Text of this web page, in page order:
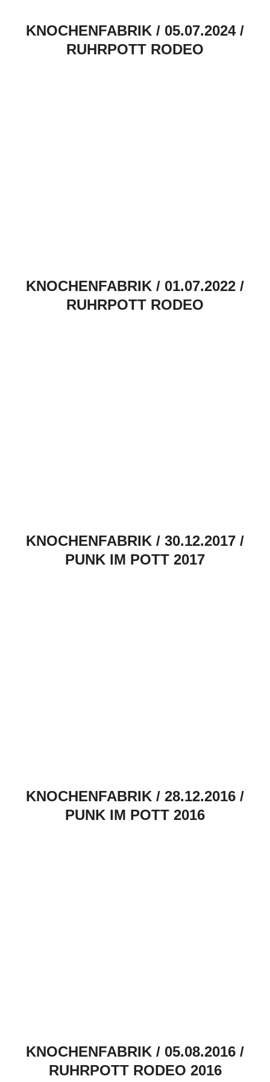
KNOCHENFABRIK / 05.07.2024 /
RUHRPOTT RODEO
KNOCHENFABRIK / 01.07.2022 /
RUHRPOTT RODEO
KNOCHENFABRIK / 30.12.2017 /
PUNK IM POTT 2017
KNOCHENFABRIK / 28.12.2016 /
PUNK IM POTT 2016
KNOCHENFABRIK / 05.08.2016 /
RUHRPOTT RODEO 2016